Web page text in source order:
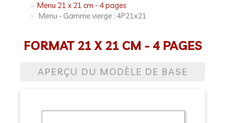
Menu 21 x 21 cm - 4 pages
Menu - Gamme vierge : 4P21x21
FORMAT 21 X 21 CM - 4 PAGES
APERÇU DU MODÈLE DE BASE